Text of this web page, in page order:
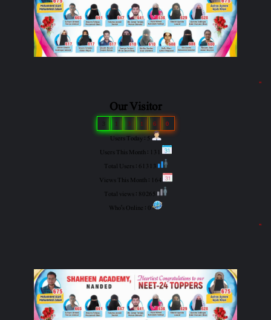
"
Our Visitor
0
6
1
3
1
Users Today : 5
"